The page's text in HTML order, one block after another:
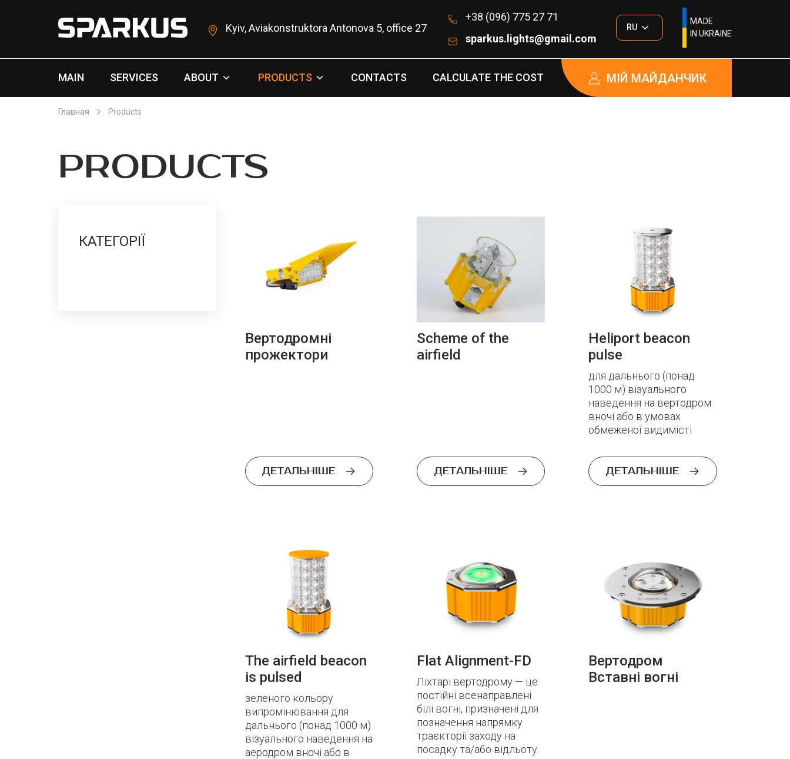
Kyiv, Aviakonstruktora Antonova 5, office 27
+38 (096) 775 27 71
sparkus.lights@gmail.com
RU
MADE
IN UKRAINE
MAIN SERVICES ABOUT PRODUCTS CONTACTS CALCULATE THE COST МІЙ МАЙДАНЧИК
Главная Products
PRODUCTS
КАТЕГОРІЇ
Вертодромні
прожектори
ДЕТАЛЬНІШЕ
Scheme of the
airfield
ДЕТАЛЬНІШЕ
Heliport beacon
pulse
для дальнього (понад
1000 м) візуального
наведення на вертодром
вночі або в умовах
обмеженої видимісті
ДЕТАЛЬНІШЕ
The airfield beacon
is pulsed
зеленого кольору
випромінювання для
дальнього (понад 1000 м)
візуального наведення на
аеродром вночі або в
Flat Alignment-FD
Ліхтарі вертодрому — це
постійні всенаправлені
білі вогні, призначені для
позначення напрямку
траєкторії заходу на
посадку та/або відльоту.
Вертодром
Вставні вогні